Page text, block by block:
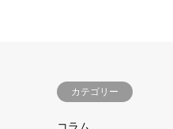
カテゴリー